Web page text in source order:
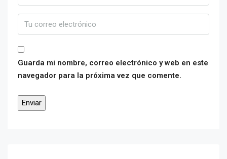
Guarda mi nombre, correo electrónico y web en este
navegador para la próxima vez que comente.